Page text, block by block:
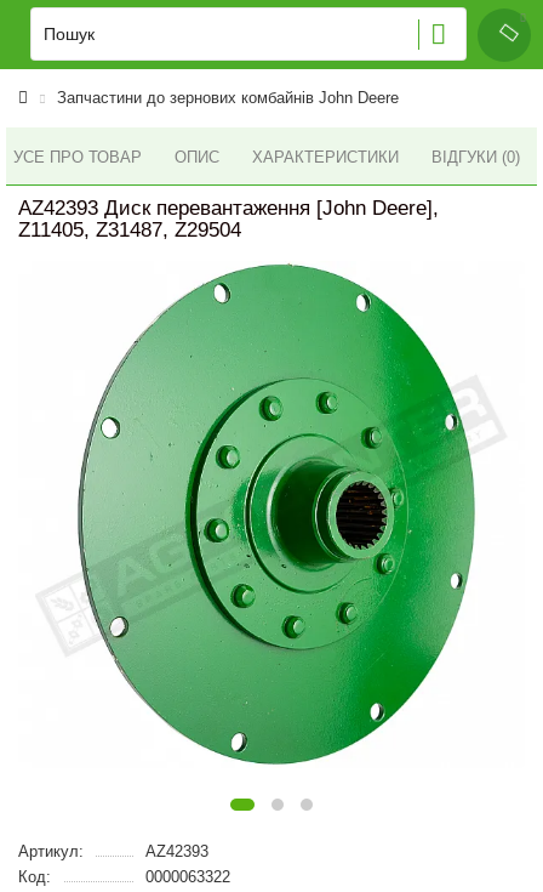
Запчастини до зернових комбайнів John Deere
УСЕ ПРО ТОВАР ОПИС ХАРАКТЕРИСТИКИ ВІДГУКИ (0)
AZ42393 Диск перевантаження [John Deere],
Z11405, Z31487, Z29504
Артикул:
AZ42393
Код:
0000063322